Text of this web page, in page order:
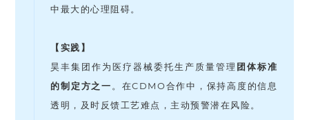
中最大的心理阻碍。
【实践】
昊丰集团作为医疗器械委托生产质量管理 团体标准
的制定方之一。在CDMO合作中，保持高度的信息
透明，及时反馈工艺难点，主动预警潜在风险。